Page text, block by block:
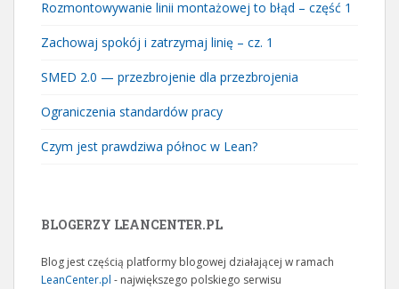
Rozmontowywanie linii montażowej to błąd – część 1
Zachowaj spokój i zatrzymaj linię – cz. 1
SMED 2.0 — przezbrojenie dla przezbrojenia
Ograniczenia standardów pracy
Czym jest prawdziwa północ w Lean?
BLOGERZY LEANCENTER.PL
Blog jest częścią platformy blogowej działającej w ramach
LeanCenter.pl - największego polskiego serwisu